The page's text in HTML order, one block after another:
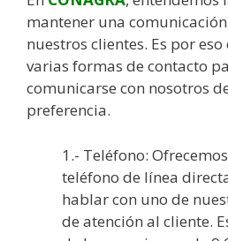
mantener una
nuestros clientes. Es por
varias formas de contacto
comunicarse con nosotros
preferencia.
1.- Teléfono:
teléfono de línea
hablar con uno de
de atención al cliente.